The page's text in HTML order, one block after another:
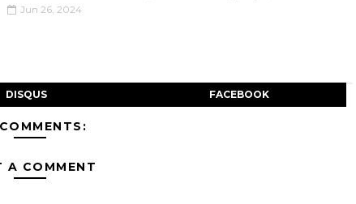
Jun 26, 2024
DISQUS FACEBOOK
A COMMENT